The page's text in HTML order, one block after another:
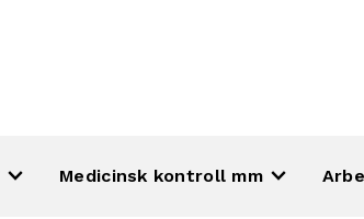
keyboard_arrow_down Medicinsk kontroll mm keyboard_arrow_down